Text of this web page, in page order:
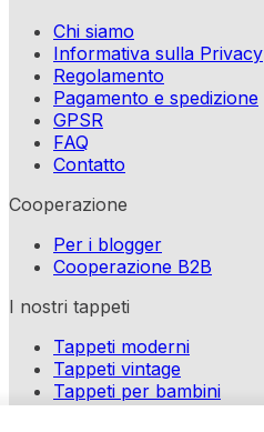
Chi siamo
Informativa sulla Privacy
Regolamento
Pagamento e spedizione
GPSR
FAQ
Contatto
Cooperazione
Per i blogger
Cooperazione B2B
I nostri tappeti
Tappeti moderni
Tappeti vintage
Tappeti per bambini